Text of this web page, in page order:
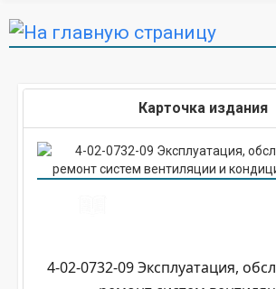
Карточка издания
4-02-0732-09 Эксплуатация,